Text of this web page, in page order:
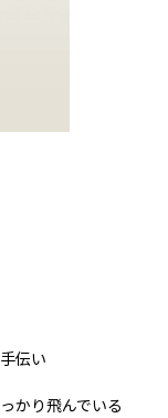
伝い
かり飛んでいる